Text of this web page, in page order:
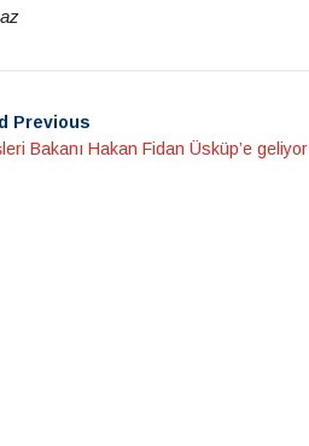
Previous
Bakanı Hakan Fidan Üsküp’e geliyor